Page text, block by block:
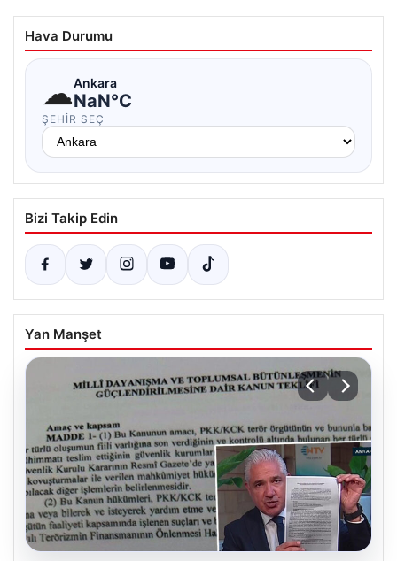
Hava Durumu
☁Ankara
NaN°C
ŞEHIR SEÇ
Bizi Takip Edin
Yan Manşet